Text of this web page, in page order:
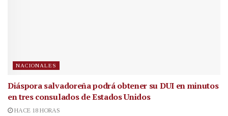
NACIONALES
Diáspora salvadoreña podrá obtener su DUI en minutos
en tres consulados de Estados Unidos
HACE 18 HORAS